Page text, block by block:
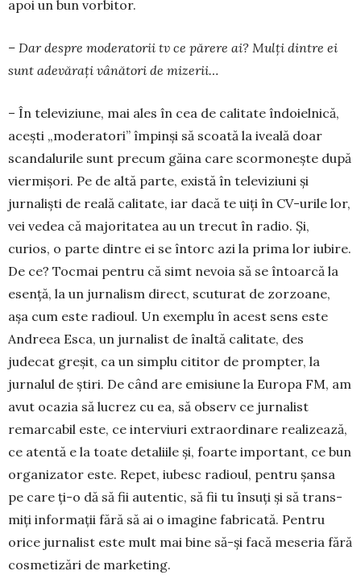
apoi un bun vorbitor.
– Dar despre moderatorii tv ce părere ai? Mulți dintre ei
sunt adevărați vânători de mizerii…
– În televiziune, mai ales în cea de calitate îndoielnică,
aceşti „moderatori” împinşi să scoată la iveală doar
scandalurile sunt precum găina care scor­moneşte după
viermişori. Pe de altă parte, exis­tă în televiziuni și
jurnalişti de reală calitate, iar dacă te uiţi în CV-urile lor,
vei vedea că majoritatea au un trecut în radio. Și,
curios, o parte dintre ei se în­torc azi la prima lor iubire.
De ce? Tocmai pentru că simt nevoia să se întoarcă la
esenţă, la un jur­nalism direct, scuturat de zorzoane,
aşa cum este ra­dioul. Un exemplu în acest sens este
Andreea Esca, un jurnalist de înaltă calitate, des
judecat greşit, ca un simplu cititor de prompter, la
jurnalul de ştiri. De când are emisiune la Europa FM, am
avut ocazia să lucrez cu ea, să observ ce jurnalist
remarcabil este, ce interviuri extraordinare realizează,
ce atentă e la toate detaliile şi, foarte important, ce bun
orga­nizator este. Repet, iubesc radioul, pentru şansa
pe care ţi-o dă să fii autentic, să fii tu însuţi şi să trans­
miţi informaţii fără să ai o imagine fabricată. Pentru
orice jurnalist este mult mai bine să-şi facă meseria fără
cosmetizări de marketing.